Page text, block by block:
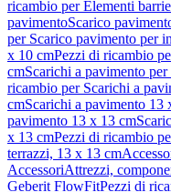
ricambio per Elementi
pavimentoScarico
per Scarico pavimento per
x 10 cmPezzi di ricambio
cmScarichi a pavimento
ricambio per Scarichi a
cmScarichi a pavimento 13
pavimento 13 x 13 cm
x 13 cmPezzi di ricambio
terrazzi, 13 x 13 cm
AccessoriAttrezzi,
Geberit FlowFitPezzi di